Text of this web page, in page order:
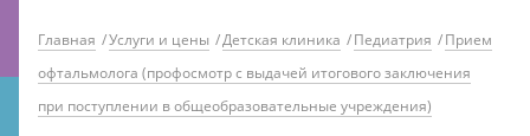
Главная /Услуги и цены /Детская клиника /Педиатрия /Прием
офтальмолога (профосмотр с выдачей итогового заключения
при поступлении в общеобразовательные учреждения)